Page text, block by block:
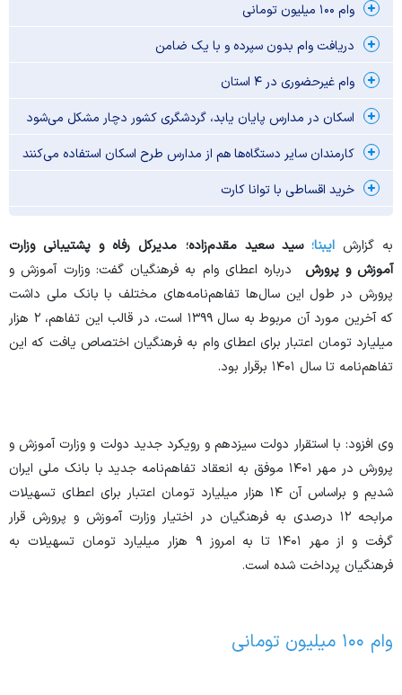
وام ۱۰۰ میلیون تومانی
دریافت وام بدون سپرده و با یک ضامن
وام غیرحضوری در ۴ استان
اسکان در مدارس پایان یابد، گردشگری کشور دچار مشکل می‌شود
کارمندان سایر دستگاه‌ها هم از مدارس طرح اسکان استفاده می‌کنند
خرید اقساطی با توانا کارت
به گزارشایبنا؛سید سعید مقدم‌زاده؛ مدیرکل رفاه و پشتیبانی وزارت
آموزش و پرورش درباره اعطای وام به فرهنگیان گفت: وزارت آموزش و
پرورش در طول این سال‌ها تفاهم‌نامه‌های مختلف با بانک ملی داشت
که آخرین مورد آن مربوط به سال ۱۳۹۹ است، در قالب این تفاهم، ۲ هزار
میلیارد تومان اعتبار برای اعطای وام به فرهنگیان اختصاص یافت که این
تفاهم‌نامه تا سال ۱۴۰۱ برقرار بود.
وی افزود: با استقرار دولت سیزدهم و رویکرد جدید دولت و وزارت آموزش و
پرورش در مهر ۱۴۰۱ موفق به انعقاد تفاهم‌نامه جدید با بانک ملی ایران
شدیم و براساس آن ۱۴ هزار میلیارد تومان اعتبار برای اعطای تسهیلات
مرابحه ۱۲ درصدی به فرهنگیان در اختیار وزارت آموزش و پرورش قرار
گرفت و از مهر ۱۴۰۱ تا به امروز ۹ هزار میلیارد تومان تسهیلات به
فرهنگیان پرداخت شده است.
وام ۱۰۰ میلیون تومانی